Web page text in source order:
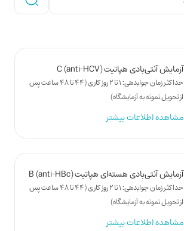
آزمایش آنتی‌بادی هپاتیت C (anti-HCV)
حداکثر زمان جوابدهی: 1 تا 2 روز کاری (44 تا 48 ساعت پس
از تحویل نمونه به آزمایشگاه)
مشاهده اطلاعات بیشتر
آزمایش آنتی‌بادی هسته‌ای هپاتیت B (anti-HBc)
حداکثر زمان جوابدهی: 1 تا 2 روز کاری (44 تا 48 ساعت پس
از تحویل نمونه به آزمایشگاه)
مشاهده اطلاعات بیشتر